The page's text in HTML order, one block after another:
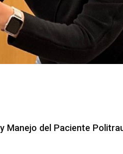
Manejo del Paciente